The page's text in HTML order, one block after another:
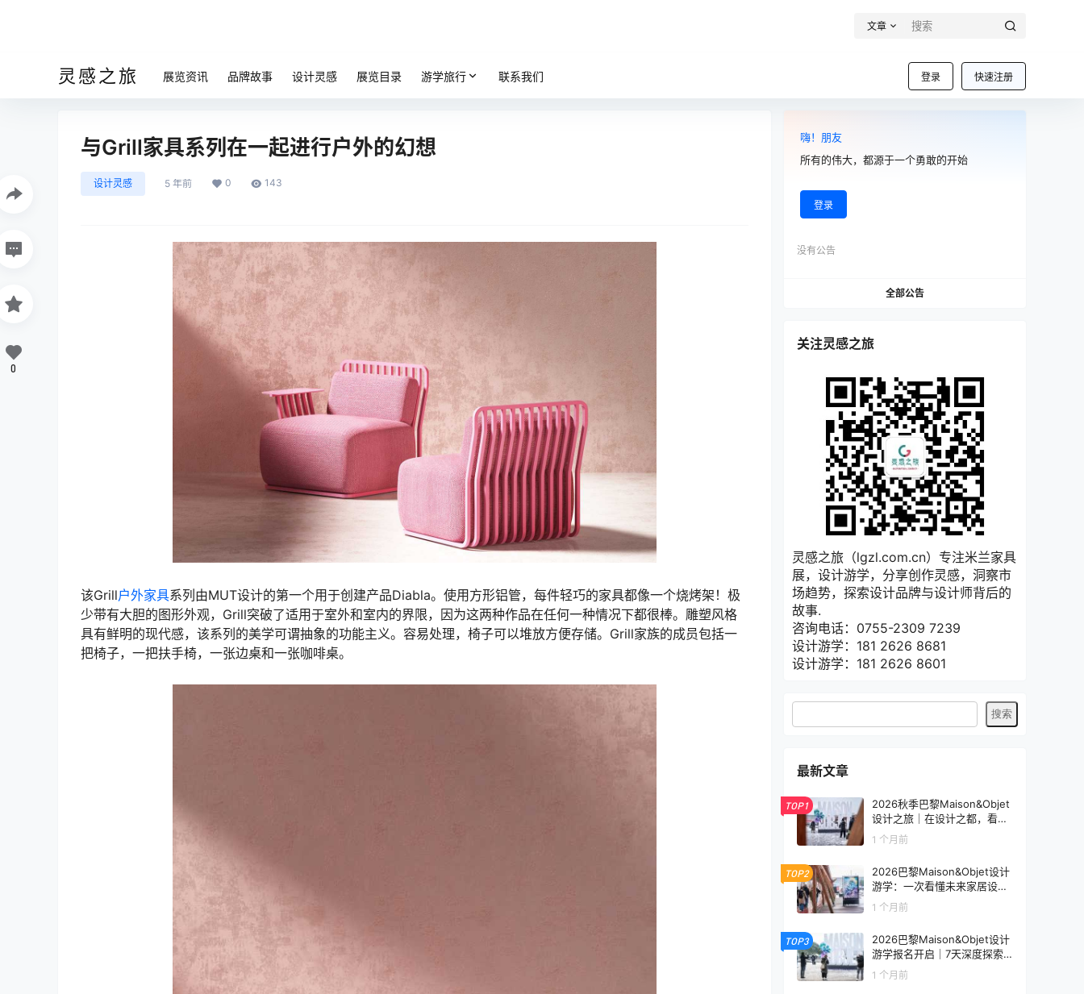
文章
灵感之旅 登录 快速注册
展览资讯 品牌故事 设计灵感 展览目录 游学旅行 联系我们
与Grill家具系列在一起进行户外的幻想
设计灵感 5 年前 0 143
该Grill户外家具系列由MUT设计的第一个用于创建产品Diabla。使用方形铝管，每件轻巧的家具都像一个烧烤架！极
少带有大胆的图形外观，Grill突破了适用于室外和室内的界限，因为这两种作品在任何一种情况下都很棒。雕塑风格
具有鲜明的现代感，该系列的美学可谓抽象的功能主义。容易处理，椅子可以堆放方便存储。Grill家族的成员包括一
把椅子，一把扶手椅，一张边桌和一张咖啡桌。
0
嗨！朋友
所有的伟大，都源于一个勇敢的开始
登录
没有公告
全部公告
关注灵感之旅
灵感之旅（lgzl.com.cn）专注米兰家具
展，设计游学，分享创作灵感，洞察市
场趋势，探索设计品牌与设计师背后的
故事.
咨询电话：0755-2309 7239
设计游学：181 2626 8681
设计游学：181 2626 8601
最新文章
TOP1
2026秋季巴黎Maison&Objet
设计之旅｜在设计之都，看见
未来生活的模样
1 个月前
TOP2
2026巴黎Maison&Objet设计
游学：一次看懂未来家居设计
趋势
1 个月前
TOP3
2026巴黎Maison&Objet设计
游学报名开启｜7天深度探索
全球家居设计趋势
1 个月前